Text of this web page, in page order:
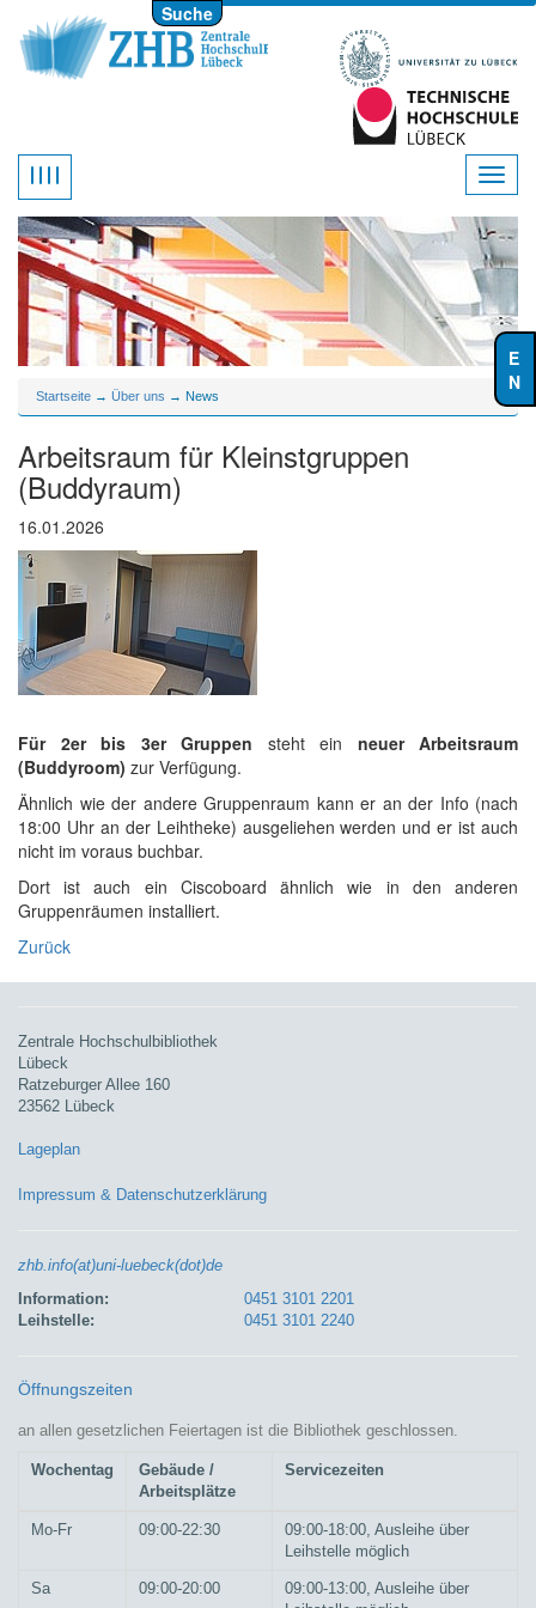
Suche
E
Startseite → Über uns → News
Arbeitsraum für Kleinstgruppen
(Buddyraum)
16.01.2026
Für 2er bis 3er Gruppen steht ein neuer Arbeitsraum
(Buddyroom) zur Verfügung.
Ähnlich wie der andere Gruppenraum kann er an der Info (nach
18:00 Uhr an der Leihtheke) ausgeliehen werden und er ist auch
nicht im voraus buchbar.
Dort ist auch ein Ciscoboard ähnlich wie in den anderen
Gruppenräumen installiert.
Zurück
Zentrale Hochschulbibliothek
Lübeck
Ratzeburger Allee 160
23562 Lübeck
Lageplan
Impressum & Datenschutzerklärung
zhb.info(at)uni-luebeck(dot)de
Information:
0451 3101 2201
Leihstelle:
0451 3101 2240
Öffnungszeiten
an allen gesetzlichen Feiertagen ist die Bibliothek geschlossen.
Wochentag
Gebäude /
Arbeitsplätze
Servicezeiten
Mo-Fr 09:00-22:30
09:00-18:00, Ausleihe über
Leihstelle möglich
Sa 09:00-20:00
09:00-13:00, Ausleihe über